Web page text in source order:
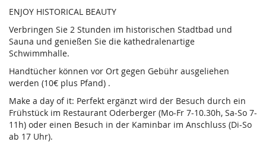
ENJOY HISTORICAL BEAUTY
Verbringen Sie 2 Stunden im historischen Stadtbad und
Sauna und genießen Sie die kathedralenartige
Schwimmhalle.
Handtücher können vor Ort gegen Gebühr ausgeliehen
werden (10€ plus Pfand) .
Make a day of it: Perfekt ergänzt wird der Besuch durch ein
Frühstück im Restaurant Oderberger (Mo-Fr 7-10.30h, Sa-So 7-
11h) oder einen Besuch in der Kaminbar im Anschluss (Di-So
ab 17 Uhr).